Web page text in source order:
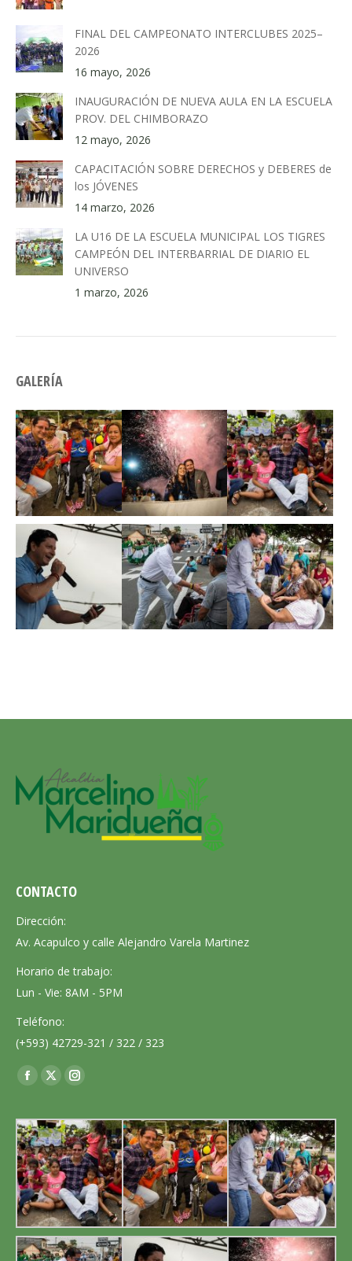
FINAL DEL CAMPEONATO INTERCLUBES 2025–
2026
16 mayo, 2026
INAUGURACIÓN DE NUEVA AULA EN LA ESCUELA
PROV. DEL CHIMBORAZO
12 mayo, 2026
CAPACITACIÓN SOBRE DERECHOS y DEBERES de
los JÓVENES
14 marzo, 2026
LA U16 DE LA ESCUELA MUNICIPAL LOS TIGRES
CAMPEÓN DEL INTERBARRIAL DE DIARIO EL
UNIVERSO
1 marzo, 2026
GALERÍA
CONTACTO
Dirección:
Av. Acapulco y calle Alejandro Varela Martinez
Horario de trabajo:
Lun - Vie: 8AM - 5PM
Teléfono:
(+593) 42729-321 / 322 / 323
Encuéntranos en:
Facebook
opens
in
new
window
X
opens
in
new
window
Instagram
opens
in
new
window